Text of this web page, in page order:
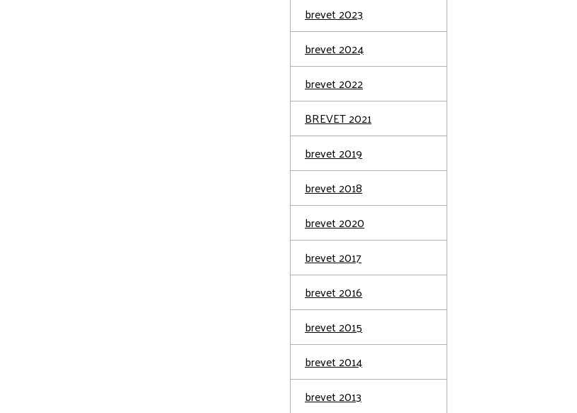
brevet 2023
brevet 2024
brevet 2022
BREVET 2021
brevet 2019
brevet 2018
brevet 2020
brevet 2017
brevet 2016
brevet 2015
brevet 2014
brevet 2013